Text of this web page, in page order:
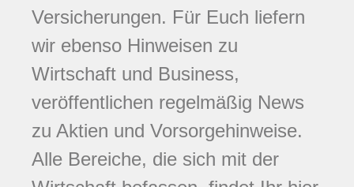
Versicherungen. Für Euch liefern
wir ebenso Hinweisen zu
Wirtschaft und Business,
veröffentlichen regelmäßig News
zu Aktien und Vorsorgehinweise.
Alle Bereiche, die sich mit der